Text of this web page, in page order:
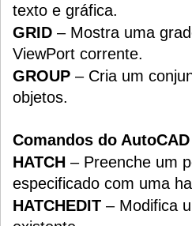
texto e gráfica.
GRID – Mostra uma
ViewPort corrente.
GROUP – Cria um
objetos.
Comandos do
HATCH – Preenche um
especificado com uma
HATCHEDIT – Modifica